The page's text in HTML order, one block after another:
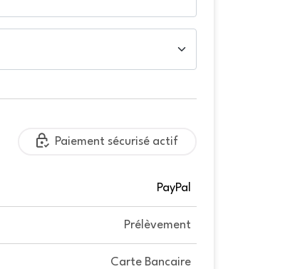
Paiement sécurisé actif
PayPal
Prélèvement
Carte Bancaire